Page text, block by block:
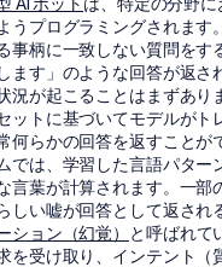
うプログラミングされます
事柄に一致しない質問をす
ます」のような回答が返さ
況が起こることはまずあり
ットに基づいてモデルがト
何らかの回答を返すことが
では、学習した言語パター
言葉が計算されます。一部
しい嘘が回答として返され
ション（幻覚）
と呼ばれて
を受け取り、インテント（